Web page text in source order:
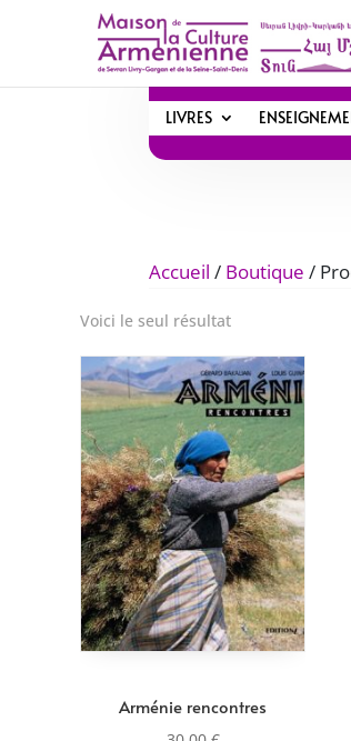
LIVRES
Accueil / Boutique /
Voici le seul résultat
Arménie rencontres